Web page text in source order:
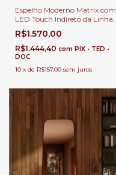
Espelho Moderno Matrix com
LED Touch Indireto da Linha
Corpo Inteiro Para Banheiro,
Penteadeira, Salão de Beleza e
Lojas
R$1.570,00
R$1.444,40 com PIX • TED •
DOC
10 x de R$157,00 sem juros